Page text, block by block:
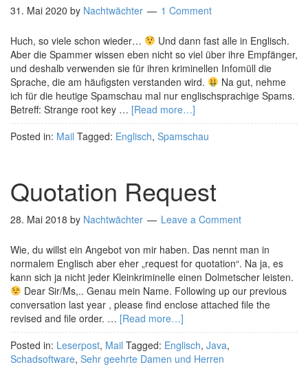
31. Mai 2020 by Nachtwächter 1 Comment
Huch, so viele schon wieder…
Und dann fast alle in Englisch.
Aber die Spammer wissen eben nicht so viel über ihre Empfänger,
und deshalb verwenden sie für ihren kriminellen Infomüll die
Sprache, die am häufigsten verstanden wird.
Na gut, nehme
ich für die heutige Spamschau mal nur englischsprachige Spams.
Betreff: Strange root key … [Read more…]
Posted in: Mail Tagged: Englisch, Spamschau
Quotation Request
28. Mai 2018 by Nachtwächter Leave a Comment
Wie, du willst ein Angebot von mir haben. Das nennt man in
normalem Englisch aber eher „request for quotation“. Na ja, es
kann sich ja nicht jeder Kleinkriminelle einen Dolmetscher leisten.
Dear Sir/Ms,.. Genau mein Name. Following up our previous
conversation last year , please find enclose attached file the
revised and file order. … [Read more…]
Posted in: Leserpost, Mail Tagged: Englisch, Java,
Schadsoftware, Sehr geehrte Damen und Herren